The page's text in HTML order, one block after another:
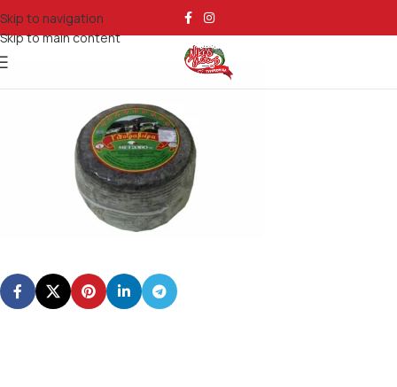
Skip to navigation
Skip to main content
gidogravierapiperi